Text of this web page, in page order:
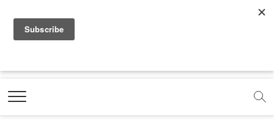
a
e
b
o
o
t
b
.
o
e
m
t
g
t
k
Marketing Oops!
DIGITAL | CREATIVE | ADVERTISING | CAMPAIGN |